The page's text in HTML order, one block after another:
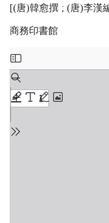
[(唐)韓愈撰 ; (唐)李漢
商務印書館